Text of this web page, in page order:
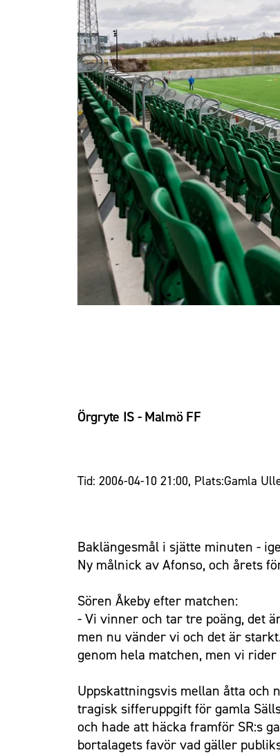
Om Malmö FF
Örgryte IS - Malmö FF
Tid: 2006-04-10 21:00, Plats:Gamla
Baklängesmål i sjätte minuten -
Ny målnick av Afonso, och årets
Sören Åkeby efter matchen:
- Vi vinner och tar tre poäng, det
men nu vänder vi och det är
genom hela matchen, men vi
Uppskattningsvis mellan åtta och
tragisk sifferuppgift för gamla
och hade att häcka framför SR:s
bortalagets favör vad gäller